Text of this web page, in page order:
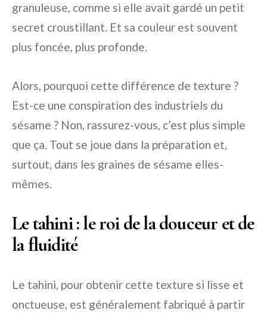
granuleuse, comme si elle avait gardé un petit
secret croustillant. Et sa couleur est souvent
plus foncée, plus profonde.
Alors, pourquoi cette différence de texture ?
Est-ce une conspiration des industriels du
sésame ? Non, rassurez-vous, c’est plus simple
que ça. Tout se joue dans la préparation et,
surtout, dans les graines de sésame elles-
mêmes.
Le tahini : le roi de la douceur et de
la fluidité
Le tahini, pour obtenir cette texture si lisse et
onctueuse, est généralement fabriqué à partir